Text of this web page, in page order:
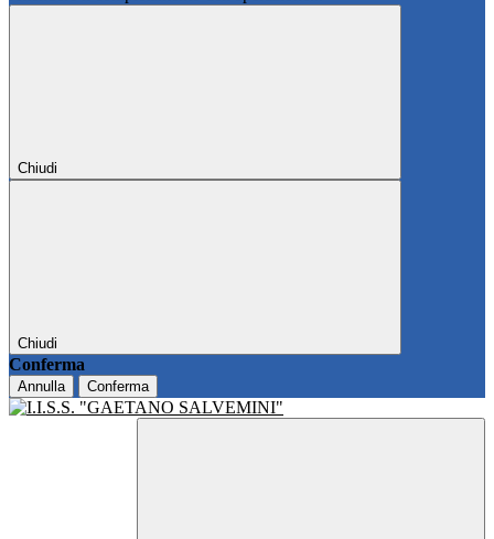
Chiudi
Chiudi
Conferma
Annulla Conferma